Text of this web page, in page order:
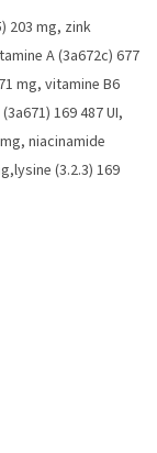
203 mg, zink
A (3a672c) 677
mg, vitamine B6
169 487 UI,
niacinamide
(3.2.3) 169